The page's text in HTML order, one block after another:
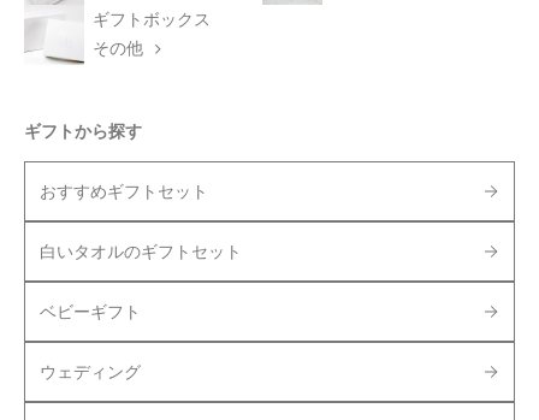
ギフトボックス
その他
ギフトから探す
おすすめギフトセット
白いタオルのギフトセット
ベビーギフト
ウェディング